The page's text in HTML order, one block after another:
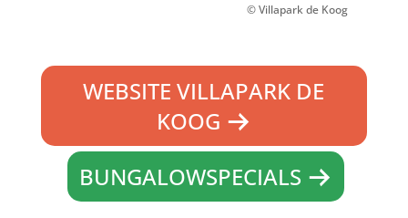
© Villapark de Koog
WEBSITE VILLAPARK DE
KOOG
BUNGALOWSPECIALS